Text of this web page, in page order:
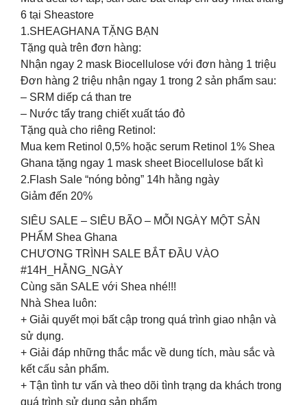
6 tại Sheastore
1.SHEAGHANA TẶNG BẠN
Tặng quà trên đơn hàng:
Nhận ngay 2 mask Biocellulose với đơn hàng 1 triệu
Đơn hàng 2 triệu nhận ngay 1 trong 2 sản phẩm sau:
– SRM diếp cá than tre
– Nước tẩy trang chiết xuất táo đỏ
Tặng quà cho riêng Retinol:
Mua kem Retinol 0,5% hoặc serum Retinol 1% Shea
Ghana tặng ngay 1 mask sheet Biocellulose bất kì
2.Flash Sale “nóng bỏng” 14h hằng ngày
Giảm đến 20%
SIÊU SALE – SIÊU BÃO – MỖI NGÀY MỘT SẢN
PHẨM Shea Ghana
CHƯƠNG TRÌNH SALE BẮT ĐẦU VÀO
#14H_HẰNG_NGÀY
Cùng săn SALE với Shea nhé!!!
Nhà Shea luôn:
+ Giải quyết mọi bất cập trong quá trình giao nhận và
sử dụng.
+ Giải đáp những thắc mắc về dung tích, màu sắc và
kết cấu sản phẩm.
+ Tận tình tư vấn và theo dõi tình trạng da khách trong
quá trình sử dụng sản phẩm